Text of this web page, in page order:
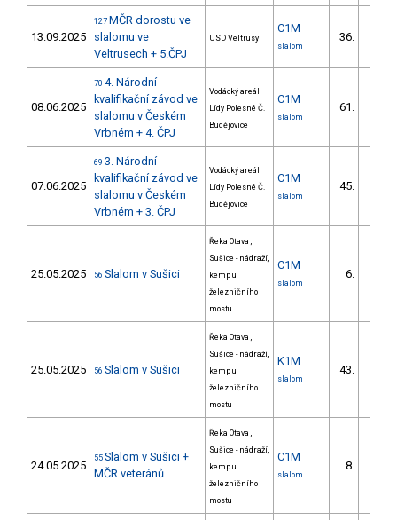
13.09.2025
127 MČR dorostu ve
slalomu ve
Veltrusech + 5.ČPJ
USD Veltrusy
C1M
slalom
36.
08.06.2025
70 4. Národní
kvalifikační závod ve
slalomu v Českém
Vrbném + 4. ČPJ
Vodácký areál
Lídy Polesné Č.
Budějovice
C1M
slalom
61.
07.06.2025
69 3. Národní
kvalifikační závod ve
slalomu v Českém
Vrbném + 3. ČPJ
Vodácký areál
Lídy Polesné Č.
Budějovice
C1M
slalom
45.
25.05.2025 56 Slalom v Sušici
Řeka Otava ,
Sušice - nádraží,
kemp u
železničního
mostu
C1M
slalom
6.
25.05.2025 56 Slalom v Sušici
Řeka Otava ,
Sušice - nádraží,
kemp u
železničního
mostu
K1M
slalom
43.
24.05.2025
55 Slalom v Sušici +
MČR veteránů
Řeka Otava ,
Sušice - nádraží,
kemp u
železničního
mostu
C1M
slalom
8.